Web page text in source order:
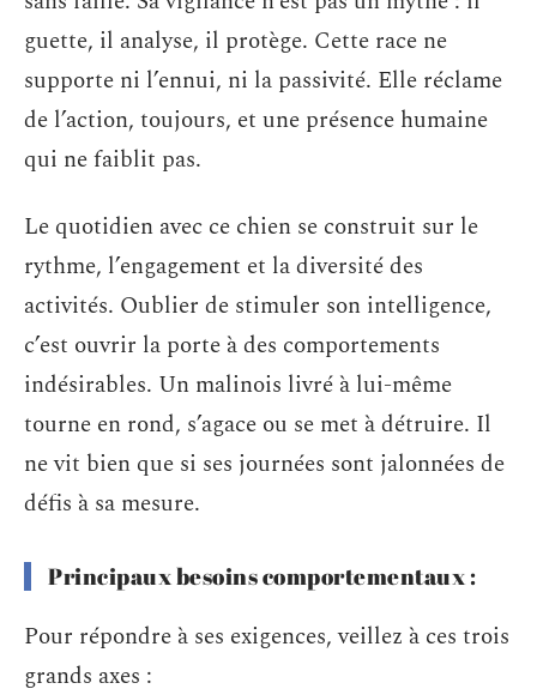
guette, il analyse, il protège. Cette race ne
supporte ni l’ennui, ni la passivité. Elle réclame
de l’action, toujours, et une présence humaine
qui ne faiblit pas.
Le quotidien avec ce chien se construit sur le
rythme, l’engagement et la diversité des
activités. Oublier de stimuler son intelligence,
c’est ouvrir la porte à des comportements
indésirables. Un malinois livré à lui-même
tourne en rond, s’agace ou se met à détruire. Il
ne vit bien que si ses journées sont jalonnées de
défis à sa mesure.
Principaux besoins comportementaux :
Pour répondre à ses exigences, veillez à ces trois
grands axes :